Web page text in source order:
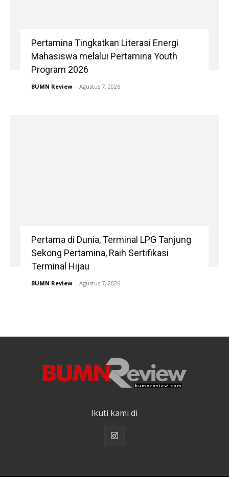
Pertamina Tingkatkan Literasi Energi
Mahasiswa melalui Pertamina Youth
Program 2026
BUMN Review - Agustus 7, 2026
Pertama di Dunia, Terminal LPG Tanjung
Sekong Pertamina, Raih Sertifikasi
Terminal Hijau
BUMN Review - Agustus 7, 2026
Ikuti kami di